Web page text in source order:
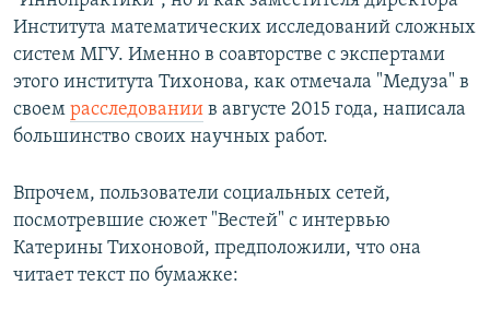
Института математических исследований сложных
систем МГУ. Именно в соавторстве с экспертами
этого института Тихонова, как отмечала "Медуза" в
своем расследовании в августе 2015 года, написала
большинство своих научных работ.
Впрочем, пользователи социальных сетей,
посмотревшие сюжет "Вестей" с интервью
Катерины Тихоновой, предположили, что она
читает текст по бумажке: